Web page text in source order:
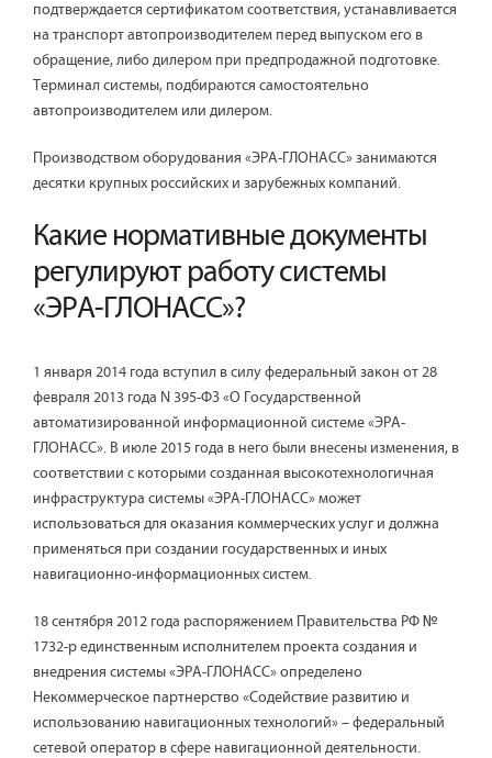
подтверждается сертификатом соответствия, устанавливается
на транспорт автопроизводителем перед выпуском его в
обращение, либо дилером при предпродажной подготовке.
Терминал системы, подбираются самостоятельно
автопроизводителем или дилером.
Производством оборудования «ЭРА-ГЛОНАСС» занимаются
десятки крупных российских и зарубежных компаний.
Какие нормативные документы
регулируют работу системы
«ЭРА-ГЛОНАСС»?
1 января 2014 года вступил в силу федеральный закон от 28
февраля 2013 года N 395-ФЗ «О Государственной
автоматизированной информационной системе «ЭРА-
ГЛОНАСС». В июле 2015 года в него были внесены изменения, в
соответствии с которыми созданная высокотехнологичная
инфраструктура системы «ЭРА-ГЛОНАСС» может
использоваться для оказания коммерческих услуг и должна
применяться при создании государственных и иных
навигационно-информационных систем.
18 сентября 2012 года распоряжением Правительства РФ №
1732-р единственным исполнителем проекта создания и
внедрения системы «ЭРА-ГЛОНАСС» определено
Некоммерческое партнерство «Содействие развитию и
использованию навигационных технологий» – федеральный
сетевой оператор в сфере навигационной деятельности.